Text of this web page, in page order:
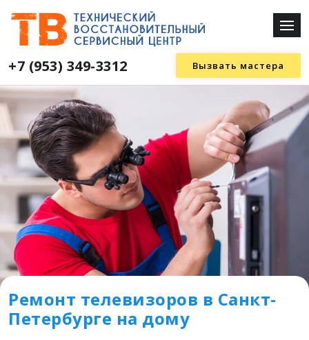
+7 (953) 349-3312 Вызвать мастера
Ремонт телевизоров в Санкт-
Петербурге на дому